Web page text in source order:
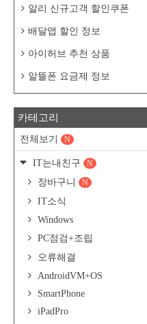
알리 신규고객 할인쿠폰
배달앱 할인 정보
아이허브 추천 상품
알뜰폰 요금제 정보
카테고리
전체보기 N
IT는내친구 N
장바구니 N
IT소식
Windows
PC점검+조립
오류해결
AndroidVM+OS
SmartPhone
iPadPro